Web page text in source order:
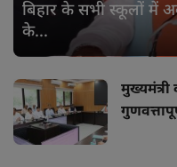
बिहार के सभी स्कूलों में
के...